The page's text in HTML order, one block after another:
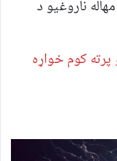
ناروغیو د
کوم خواړه